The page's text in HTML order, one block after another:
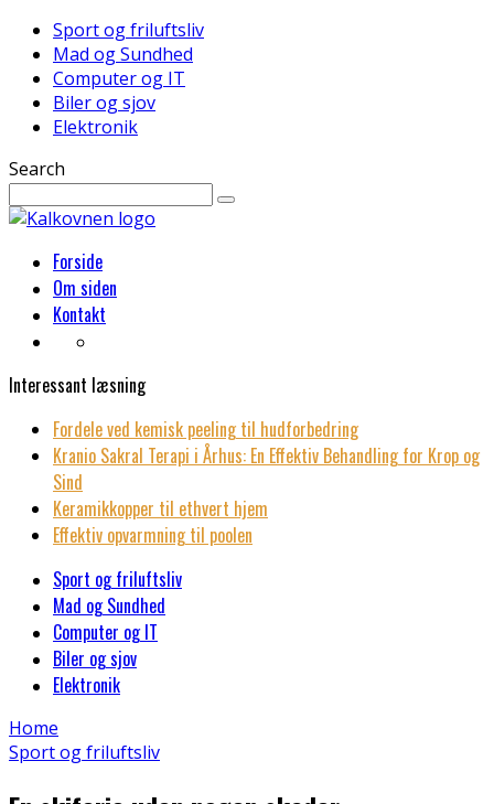
Sport og friluftsliv
Mad og Sundhed
Computer og IT
Biler og sjov
Elektronik
Search
Forside
Om siden
Kontakt
Interessant læsning
Fordele ved kemisk peeling til hudforbedring
Kranio Sakral Terapi i Århus: En Effektiv Behandling for Krop og
Sind
Keramikkopper til ethvert hjem
Effektiv opvarmning til poolen
Sport og friluftsliv
Mad og Sundhed
Computer og IT
Biler og sjov
Elektronik
Home
Sport og friluftsliv